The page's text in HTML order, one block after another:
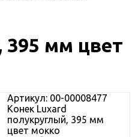
395 мм цвет
Артикул: 00-00008477
Конек Luxard
полукруглый, 395 мм
цвет мокко